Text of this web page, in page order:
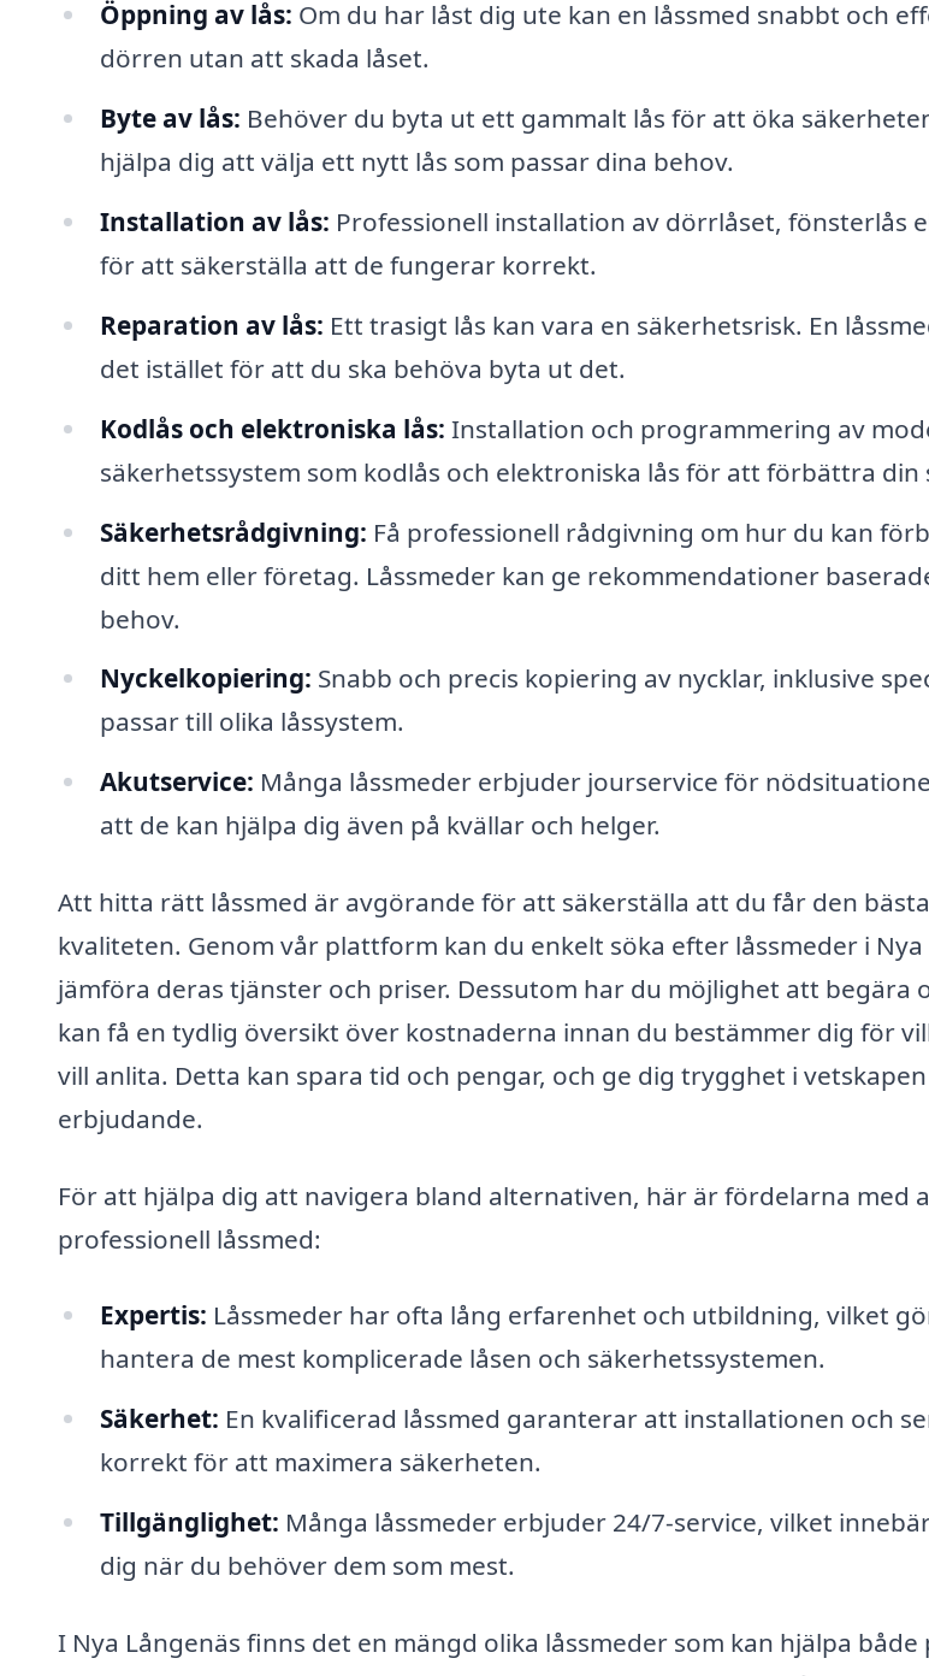
Öppning av lås: Om du har låst dig ute kan en låssmed snabbt och
dörren utan att skada låset.
Byte av lås: Behöver du byta ut ett gammalt lås för att öka
hjälpa dig att välja ett nytt lås som passar dina behov.
Installation av lås: Professionell installation av dörrlåset, fönsterlås
för att säkerställa att de fungerar korrekt.
Reparation av lås: Ett trasigt lås kan vara en säkerhetsrisk. En
det istället för att du ska behöva byta ut det.
Kodlås och elektroniska lås: Installation och programmering av
säkerhetssystem som kodlås och elektroniska lås för att förbättra din
Säkerhetsrådgivning: Få professionell rådgivning om hur du kan
ditt hem eller företag. Låssmeder kan ge rekommendationer
behov.
Nyckelkopiering: Snabb och precis kopiering av nycklar, inklusive
passar till olika låssystem.
Akutservice: Många låssmeder erbjuder jourservice för
att de kan hjälpa dig även på kvällar och helger.
Att hitta rätt låssmed är avgörande för att säkerställa att du får den
kvaliteten. Genom vår plattform kan du enkelt söka efter låssmeder i Nya
jämföra deras tjänster och priser. Dessutom har du möjlighet att begära
kan få en tydlig översikt över kostnaderna innan du bestämmer dig för
vill anlita. Detta kan spara tid och pengar, och ge dig trygghet i
erbjudande.
För att hjälpa dig att navigera bland alternativen, här är fördelarna med
professionell låssmed:
Expertis: Låssmeder har ofta lång erfarenhet och utbildning, vilket
hantera de mest komplicerade låsen och säkerhetssystemen.
Säkerhet: En kvalificerad låssmed garanterar att installationen och
korrekt för att maximera säkerheten.
Tillgänglighet: Många låssmeder erbjuder 24/7-service, vilket
dig när du behöver dem som mest.
I Nya Långenäs finns det en mängd olika låssmeder som kan hjälpa